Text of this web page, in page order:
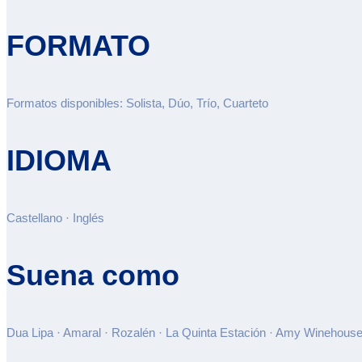
FORMATO
Formatos disponibles: Solista, Dúo, Trío, Cuarteto
IDIOMA
Castellano · Inglés
Suena como
Dua Lipa · Amaral · Rozalén · La Quinta Estación · Amy Winehouse